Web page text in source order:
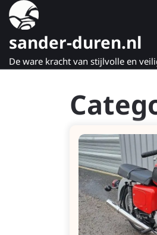
Naar
de
gaansander-duren.nl
De ware kracht van stijlvolle en